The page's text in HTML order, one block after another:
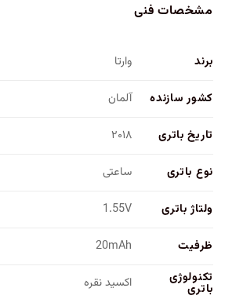
مشخصات فنی
برند وارتا
کشور سازنده آلمان
تاریخ باتری ۲۰۱۸
نوع باتری ساعتی
ولتاژ باتری 1.55V
ظرفیت
20mAh
تکنولوژی
باتری اکسید نقره